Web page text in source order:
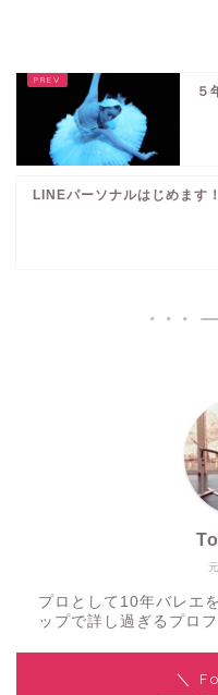
５
LINEパーソナルはじめます！
プロとして10年バレエ
ップで詳し過ぎるプロ
＼